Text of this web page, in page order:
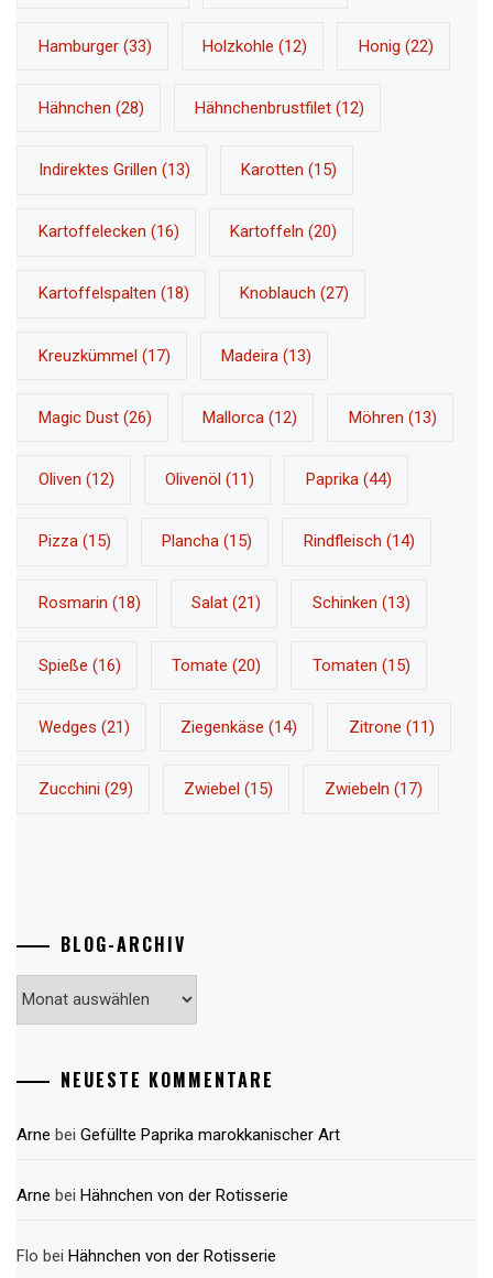
Hamburger(33) Holzkohle (12) Honig (22)
Hähnchen (28) Hähnchenbrustfilet (12)
Indirektes Grillen (13) Karotten (15)
Kartoffelecken (16) Kartoffeln (20)
Kartoffelspalten (18) Knoblauch (27)
Kreuzkümmel (17) Madeira (13)
Magic Dust(26) Mallorca (12) Möhren (13)
Oliven (12) Olivenöl (11) Paprika(44)
Pizza(15) Plancha (15) Rindfleisch (14)
Rosmarin (18) Salat (21) Schinken (13)
Spieße (16) Tomate (20) Tomaten (15)
Wedges (21) Ziegenkäse (14) Zitrone (11)
Zucchini (29) Zwiebel (15) Zwiebeln (17)
BLOG-ARCHIV
NEUESTE KOMMENTARE
Arne bei Gefüllte Paprika marokkanischer Art
Arne bei Hähnchen von der Rotisserie
Flo bei Hähnchen von der Rotisserie